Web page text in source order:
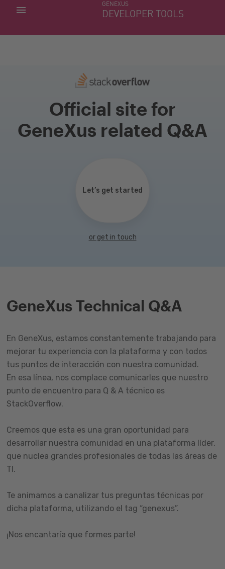
GENEXUS
DEVELOPER TOOLS
MIS APLICACIONES
Official site for
GeneXus related Q&A
Let’s get started
or get in touch
GeneXus Technical Q&A
En GeneXus, estamos constantemente trabajando para
mejorar tu experiencia con la plataforma y con todos
tus puntos de interacción con nuestra comunidad.
En esa línea, nos complace comunicarles que nuestro
punto de encuentro para Q & A técnico es
StackOverflow.
Creemos que esta es una gran oportunidad para
desarrollar nuestra comunidad en una plataforma líder,
que nuclea grandes profesionales de todas las áreas de
TI.
Te animamos a canalizar tus preguntas técnicas por
dicha plataforma, utilizando el tag “genexus”.
¡Nos encantaría que formes parte!